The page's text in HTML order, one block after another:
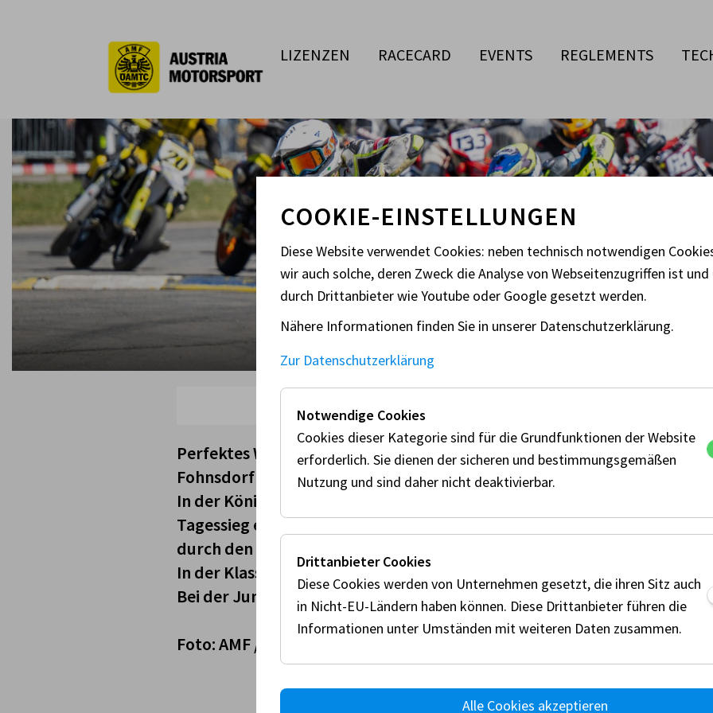
LIZENZEN RACECARD EVENTS REGLEMENTS
AUFTAKT SUPERMOTO
Perfektes Wetter und zahlreiche Zuschauer trugen zu einem
Fohnsdorf bei.
In der Königsklasse S1 dominierte Andreas Buschberger und fuhr mit
Tagessieg ein, dahinter landeten der Ungar Balasz Suranyi auf Platz
durch den Oberösterreicher Rudi Bauer komplettiert.
In der Klasse S3 stürmte der Yamaha Pilot Jakob Rosenthaler zum
Bei der Jungend setzte sich Sebastian Schnaitmann durch und feierte
Foto: AMF / M. Jurtin
COOKIE-EINSTELLUNGEN
Diese Website verwendet Cookies: neben technisch notwendigen
wir auch solche, deren Zweck die Analyse von Webseitenzugriffen ist
durch Drittanbieter wie Youtube oder Google gesetzt werden.
Nähere Informationen finden Sie in unserer Datenschutzerklärung.
Zur Datenschutzerklärung
Notwendige Cookies
Cookies dieser Kategorie sind für die Grundfunktionen der Website
erforderlich. Sie dienen der sicheren und bestimmungsgemäßen
Nutzung und sind daher nicht deaktivierbar.
Drittanbieter Cookies
Diese Cookies werden von Unternehmen gesetzt, die ihren Sitz auch
in Nicht-EU-Ländern haben können. Diese Drittanbieter führen die
Informationen unter Umständen mit weiteren Daten zusammen.
Alle Cookies akzeptieren